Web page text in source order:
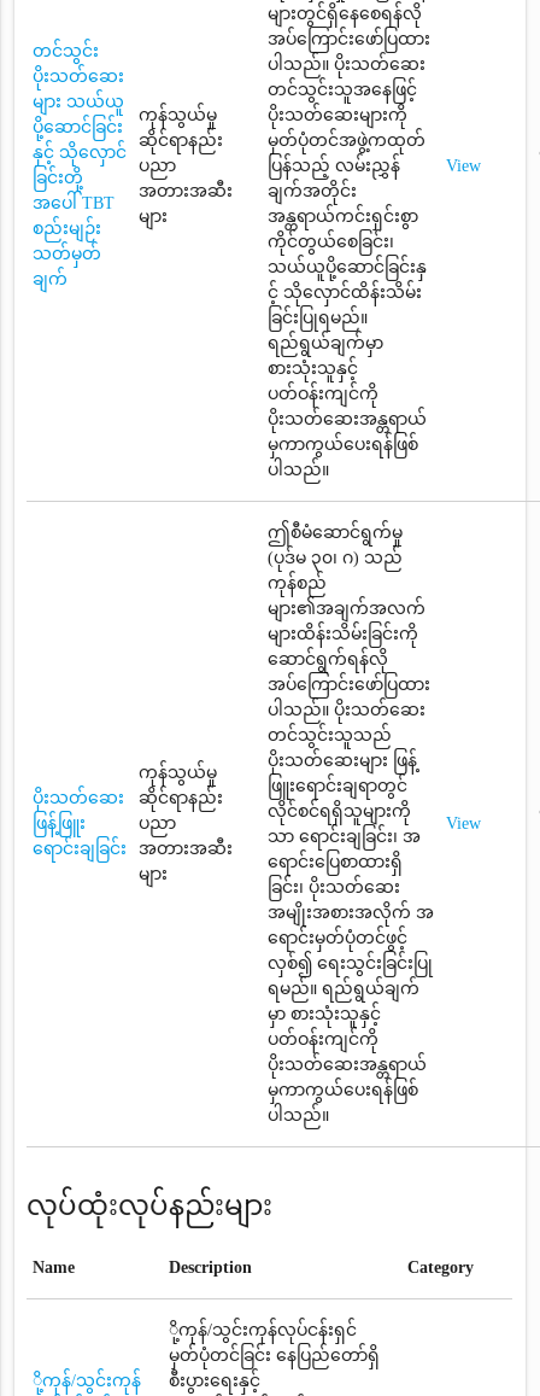
တင်သွင်း
ပိုးသတ်ဆေး
များ သယ်ယူ
ပို့ဆောင်ခြင်း
နှင့် သိုလှောင်
ခြင်းတို့
အပေါ် TBT
စည်းမျဉ်း
သတ်မှတ်
ချက်
ကုန်သွယ်မှု
ဆိုင်ရာနည်း
ပညာ
အတားအဆီး
များ
များတွင်ရှိနေစေရန်လို
အပ်ကြောင်းဖော်ပြထား
ပါသည်။ ပိုးသတ်ဆေး
တင်သွင်းသူအနေဖြင့်
ပိုးသတ်ဆေးများကို
မှတ်ပုံတင်အဖွဲ့ကထုတ်
ပြန်သည့် လမ်းညွှန်
ချက်အတိုင်း
အန္တရာယ်ကင်းရှင်းစွာ
ကိုင်တွယ်စေခြင်း၊
သယ်ယူပို့ဆောင်ခြင်းနှ
င့် သိုလှောင်ထိန်းသိမ်း
ခြင်းပြုရမည်။
ရည်ရွယ်ချက်မှာ
စားသုံးသူနှင့်
ပတ်ဝန်းကျင်ကို
ပိုးသတ်ဆေးအန္တရာယ်
မှကာကွယ်ပေးရန်ဖြစ်
ပါသည်။
View
ပိုးသတ်ဆေး
ဖြန့်ဖြူး
ရောင်းချခြင်း
ကုန်သွယ်မှု
ဆိုင်ရာနည်း
ပညာ
အတားအဆီး
များ
ဤစီမံဆောင်ရွက်မှု
(ပုဒ်မ ၃၀၊ ဂ) သည်
ကုန်စည်
များ၏အချက်အလက်
များထိန်းသိမ်းခြင်းကို
ဆောင်ရွက်ရန်လို
အပ်ကြောင်းဖော်ပြထား
ပါသည်။ ပိုးသတ်ဆေး
တင်သွင်းသူသည်
ပိုးသတ်ဆေးများ ဖြန့်
ဖြူးရောင်းချရာတွင်
လိုင်စင်ရရှိသူများကို
သာ ရောင်းချခြင်း၊ အ
ရောင်းပြေစာထားရှိ
ခြင်း၊ ပိုးသတ်ဆေး
အမျိုးအစားအလိုက် အ
ရောင်းမှတ်ပုံတင်ဖွင့်
လှစ်၍ ရေးသွင်းခြင်းပြု
ရမည်။ ရည်ရွယ်ချက်
မှာ စားသုံးသူနှင့်
ပတ်ဝန်းကျင်ကို
ပိုးသတ်ဆေးအန္တရာယ်
မှကာကွယ်ပေးရန်ဖြစ်
ပါသည်။
View
လုပ်ထုံးလုပ်နည်းများ
Name Description Category
ို့ကုန်/သွင်းကုန်
ို့ကုန်/သွင်းကုန်လုပ်ငန်းရှင်
မှတ်ပုံတင်ခြင်း နေပြည်တော်ရှိ
စီးပွားရေးနှင့်